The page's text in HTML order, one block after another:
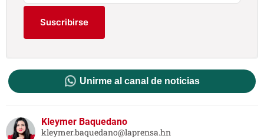
Suscribirse
Unirme al canal de noticias
Kleymer Baquedano
kleymer.baquedano@laprensa.hn